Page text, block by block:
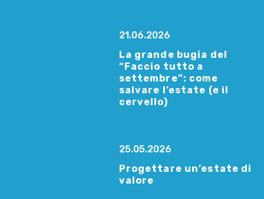
21.06.2026
La grande bugia del
“Faccio tutto a
settembre”: come
salvare l’estate (e il
cervello)
25.05.2026
Progettare un’estate di
valore